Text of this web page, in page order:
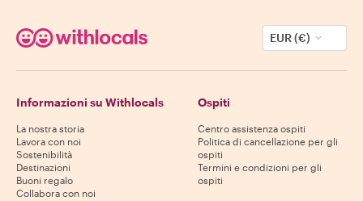
EUR (€)
Informazioni su Withlocals
La nostra storia
Lavora con noi
Sostenibilità
Destinazioni
Buoni regalo
Collabora con noi
Ospiti
Centro assistenza ospiti
Politica di cancellazione per gli
ospiti
Termini e condizioni per gli
ospiti